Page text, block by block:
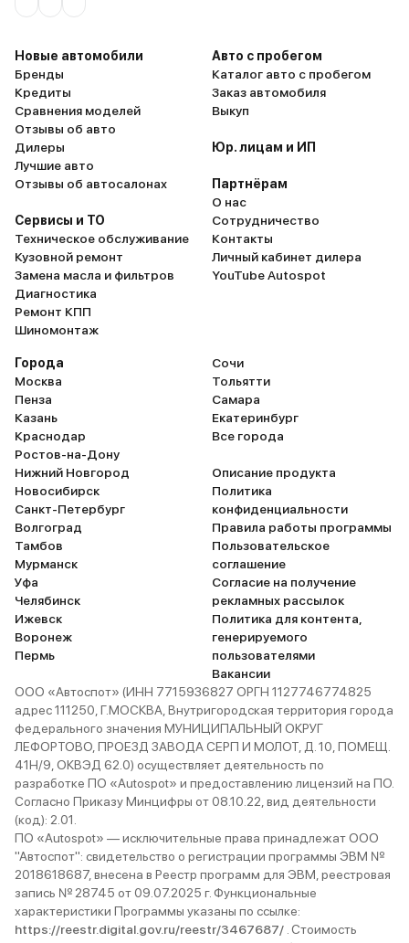
Новые автомобили
Бренды
Кредиты
Сравнения моделей
Отзывы об авто
Дилеры
Лучшие авто
Отзывы об автосалонах
Сервисы и ТО
Техническое обслуживание
Кузовной ремонт
Замена масла и фильтров
Диагностика
Ремонт КПП
Шиномонтаж
Авто с пробегом
Каталог авто с пробегом
Заказ автомобиля
Выкуп
Юр. лицам и ИП
Партнёрам
О нас
Сотрудничество
Контакты
Личный кабинет дилера
YouTube Autospot
Города
Москва
Пенза
Казань
Краснодар
Ростов-на-Дону
Нижний Новгород
Новосибирск
Санкт-Петербург
Волгоград
Тамбов
Мурманск
Уфа
Челябинск
Ижевск
Воронеж
Пермь
Сочи
Тольятти
Самара
Екатеринбург
Все города
Описание продукта
Политика
конфиденциальности
Правила работы программы
Пользовательское
соглашение
Согласие на получение
рекламных рассылок
Политика для контента,
генерируемого
пользователями
Вакансии
ООО «Автоспот» (ИНН 7715936827 ОРГН 1127746774825
адрес 111250, Г.МОСКВА, Внутригородская территория города
федерального значения МУНИЦИПАЛЬНЫЙ ОКРУГ
ЛЕФОРТОВО, ПРОЕЗД ЗАВОДА СЕРП И МОЛОТ, Д. 10, ПОМЕЩ.
41Н/9, ОКВЭД 62.0) осуществляет деятельность по
разработке ПО «Autospot» и предоставлению лицензий на ПО.
Согласно Приказу Минцифры от 08.10.22, вид деятельности
(код): 2.01.
ПО «Autospot» — исключительные права принадлежат ООО
"Автоспот": свидетельство о регистрации программы ЭВМ №
2018618687, внесена в Реестр программ для ЭВМ, реестровая
запись № 28745 от 09.07.2025 г. Функциональные
характеристики Программы указаны по ссылке:
https://reestr.digital.gov.ru/reestr/3467687/ . Стоимость